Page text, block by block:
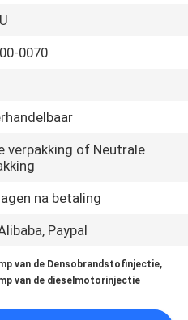
0070
verpakking of Neutrale
na betaling
Paypal
van de Densobrandstofinjectie,
van de dieselmotorinjectie